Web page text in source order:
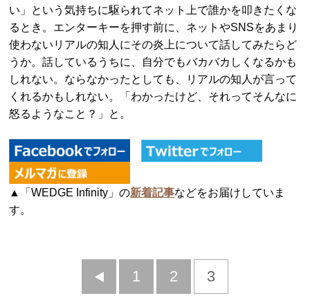
い」という気持ちに駆られてネット上で誰かを叩きたくな
るとき。エンターキーを押す前に、ネットやSNSをあまり
使わないリアルの知人にその炎上について話してみたらど
うか。話しているうちに、自分でもバカバカしくなるかも
しれない。ならなかったとしても、リアルの知人が言って
くれるかもしれない。「わかったけど、それってそんなに
怒るようなこと？」と。
▲「WEDGE Infinity」の新着記事などをお届けしていま
す。
前
1 2 3